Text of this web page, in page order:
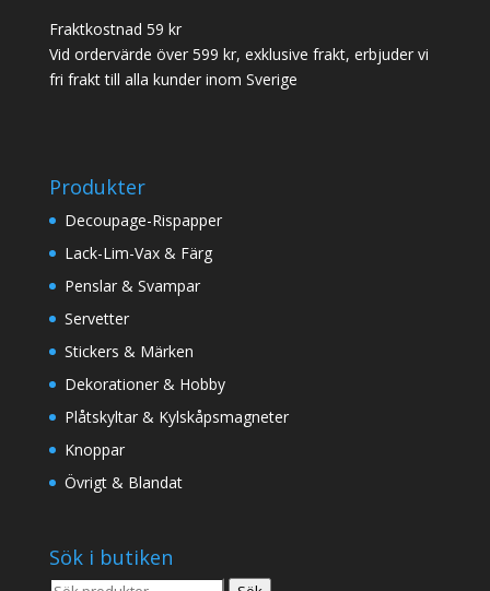
Fraktkostnad 59 kr
Vid ordervärde över 599 kr, exklusive frakt, erbjuder vi
fri frakt till alla kunder inom Sverige
Produkter
Decoupage-Rispapper
Lack-Lim-Vax & Färg
Penslar & Svampar
Servetter
Stickers & Märken
Dekorationer & Hobby
Plåtskyltar & Kylskåpsmagneter
Knoppar
Övrigt & Blandat
Sök i butiken